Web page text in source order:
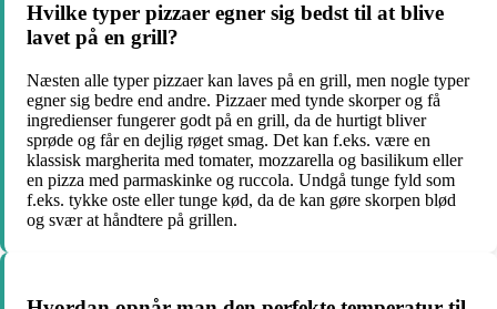
Hvilke typer pizzaer egner sig bedst til at blive
lavet på en grill?
Næsten alle typer pizzaer kan laves på en grill, men nogle typer
egner sig bedre end andre. Pizzaer med tynde skorper og få
ingredienser fungerer godt på en grill, da de hurtigt bliver
sprøde og får en dejlig røget smag. Det kan f.eks. være en
klassisk margherita med tomater, mozzarella og basilikum eller
en pizza med parmaskinke og ruccola. Undgå tunge fyld som
f.eks. tykke oste eller tunge kød, da de kan gøre skorpen blød
og svær at håndtere på grillen.